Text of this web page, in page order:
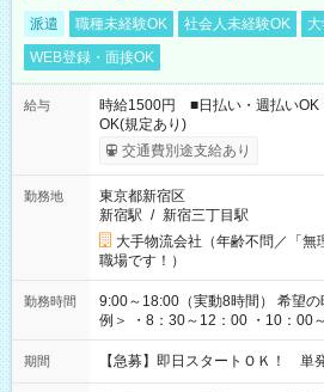
派遣 職種未経験OK 社会人未経験OK
WEB登録・面接OK
給与
時給1500円 ■日払い・週払い
OK(規定あり)
交通費別途支給あり
勤務地
東京都新宿区
新宿駅 / 新宿三丁目駅
大手物流会社（年齢不問／「
職場です！）
勤務時間
9:00～18:00（実動8時間） 希望の時間帯を選べます！ ＜シフト
例＞ ・8：30～12：00 ・10：00
・13：00～22：00 ・22：00～翌
期間 【急募】即日スタートＯＫ！ 単